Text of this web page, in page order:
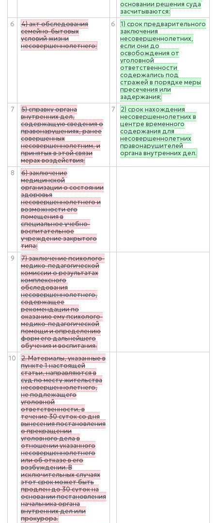
основании решения суда
засчитываются:
6
4) акт обследования
семейно-бытовых
условий жизни
несовершеннолетнего;
6
1) срок предварительного
заключения
несовершеннолетних,
если они до
освобождения от
уголовной
ответственности
содержались под
стражей в порядке меры
пресечения или
задержания;
7
5) справку органа
внутренних дел,
содержащую сведения о
правонарушениях, ранее
совершенных
несовершеннолетним, и
принятых в этой связи
мерах воздействия;
7
2) срок нахождения
несовершеннолетних в
центре временного
содержания для
несовершеннолетних
правонарушителей
органа внутренних дел.
8
6) заключение
медицинской
организации о состоянии
здоровья
несовершеннолетнего и
возможности его
помещения в
специальное учебно-
воспитательное
учреждение закрытого
типа;
9
7) заключение психолого-
медико-педагогической
комиссии о результатах
комплексного
обследования
несовершеннолетнего,
содержащее
рекомендации по
оказанию ему психолого-
медико-педагогической
помощи и определению
форм его дальнейшего
обучения и воспитания.
10
2. Материалы, указанные в
пункте 1 настоящей
статьи, направляются в
суд по месту жительства
несовершеннолетнего,
не подлежащего
уголовной
ответственности, в
течение 30 суток со дня
вынесения постановления
о прекращении
уголовного дела в
отношении указанного
несовершеннолетнего
или об отказе в его
возбуждении. В
исключительных случаях
этот срок может быть
продлен до 30 суток на
основании постановления
начальника органа
внутренних дел или
прокурора.